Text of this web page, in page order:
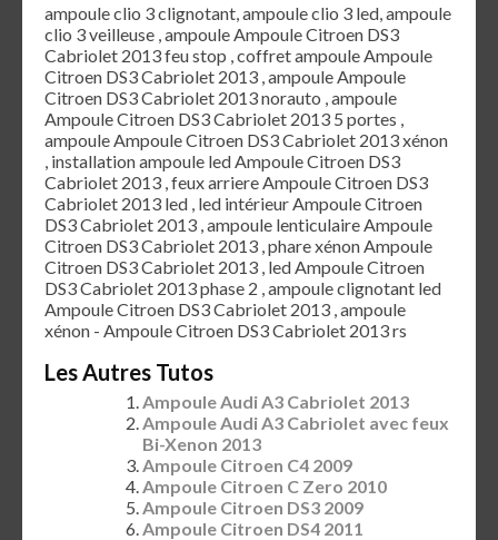
ampoule clio 3 clignotant, ampoule clio 3 led, ampoule
clio 3 veilleuse , ampoule Ampoule Citroen DS3
Cabriolet 2013 feu stop , coffret ampoule Ampoule
Citroen DS3 Cabriolet 2013 , ampoule Ampoule
Citroen DS3 Cabriolet 2013 norauto , ampoule
Ampoule Citroen DS3 Cabriolet 2013 5 portes ,
ampoule Ampoule Citroen DS3 Cabriolet 2013 xénon
, installation ampoule led Ampoule Citroen DS3
Cabriolet 2013 , feux arriere Ampoule Citroen DS3
Cabriolet 2013 led , led intérieur Ampoule Citroen
DS3 Cabriolet 2013 , ampoule lenticulaire Ampoule
Citroen DS3 Cabriolet 2013 , phare xénon Ampoule
Citroen DS3 Cabriolet 2013 , led Ampoule Citroen
DS3 Cabriolet 2013 phase 2 , ampoule clignotant led
Ampoule Citroen DS3 Cabriolet 2013 , ampoule
xénon - Ampoule Citroen DS3 Cabriolet 2013 rs
Les Autres Tutos
Ampoule Audi A3 Cabriolet 2013
Ampoule Audi A3 Cabriolet avec feux
Bi-Xenon 2013
Ampoule Citroen C4 2009
Ampoule Citroen C Zero 2010
Ampoule Citroen DS3 2009
Ampoule Citroen DS4 2011